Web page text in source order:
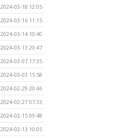
2024-03-18 12:05
2024-03-16 11:15
2024-03-14 10:40
2024-03-13 20:47
2024-03-07 17:35
2024-03-03 15:58
2024-02-29 20:46
2024-02-27 07:33
2024-02-15 09:48
2024-02-13 10:05